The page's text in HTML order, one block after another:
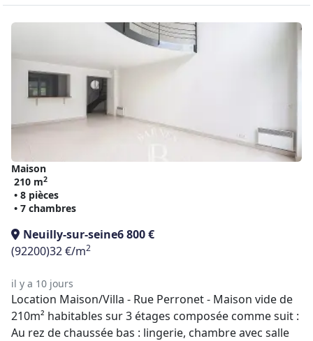
Maison
210 m2
• 8 pièces
• 7 chambres
Neuilly-sur-seine6 800 €
(92200)32 €/m2
il y a 10 jours
Location Maison/Villa - Rue Perronet - Maison vide de
210m² habitables sur 3 étages composée comme suit :
Au rez de chaussée bas : lingerie, chambre avec salle